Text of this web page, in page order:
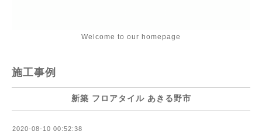
Welcome to our homepage
施工事例
新築 フロアタイル あきる野市
2020-08-10 00:52:38